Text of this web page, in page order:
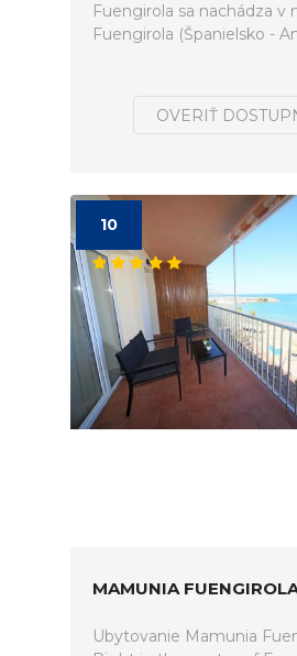
Fuengirola sa nachádza v
Fuengirola (Španielsko -
OVERIŤ
10
MAMUNIA
Ubytovanie Mamunia